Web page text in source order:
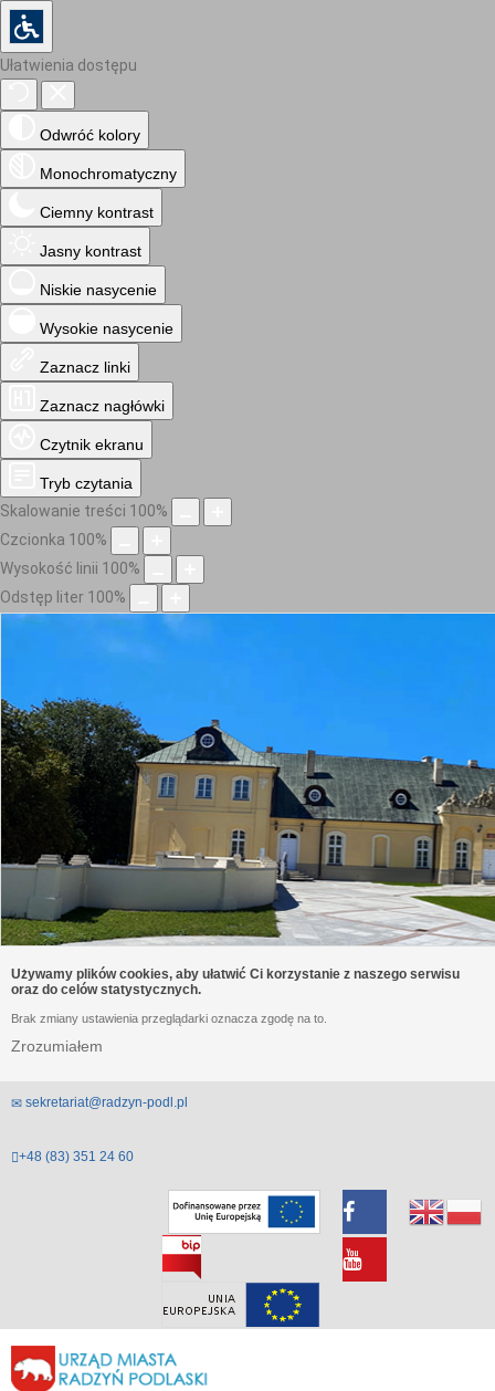
Ułatwienia dostępu
Odwróć kolory
Monochromatyczny
Ciemny kontrast
Jasny kontrast
Niskie nasycenie
Wysokie nasycenie
Zaznacz linki
Zaznacz nagłówki
Czytnik ekranu
Tryb czytania
Skalowanie treści 100%
Czcionka 100%
Wysokość linii 100%
Odstęp liter 100%
Używamy plików cookies, aby ułatwić Ci korzystanie z naszego serwisu
oraz do celów statystycznych.
Brak zmiany ustawienia przeglądarki oznacza zgodę na to.
Zrozumiałem
sekretariat@radzyn-podl.pl
+48 (83) 351 24 60